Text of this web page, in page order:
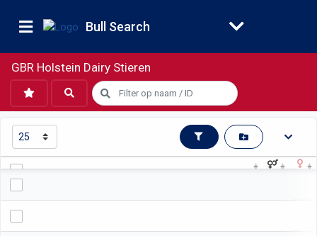
Bull Search
GBR Holstein Dairy Stieren